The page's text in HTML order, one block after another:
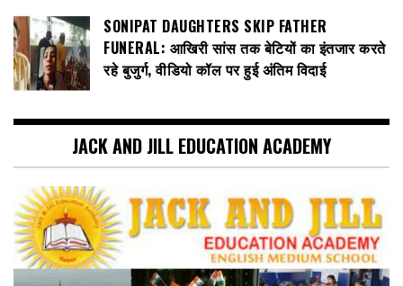
SONIPAT DAUGHTERS SKIP FATHER
FUNERAL: आखिरी सांस तक बेटियों का इंतजार करते
रहे बुजुर्ग, वीडियो कॉल पर हुई अंतिम विदाई
JACK AND JILL EDUCATION ACADEMY